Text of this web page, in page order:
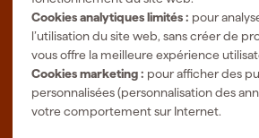
Cookies analytiques limités : pour
l’utilisation du site web, sans créer de
vous offre la meilleure expérience
Cookies marketing : pour afficher des
personnalisées (personnalisation des
votre comportement sur Internet.
Salle d'exposition à Tilburg
Horaires d'ouvertures
Lundi à vendredi 08:00 - 18:00
Samedi 08:00 - 16:00
Zevenheuvelenweg 25